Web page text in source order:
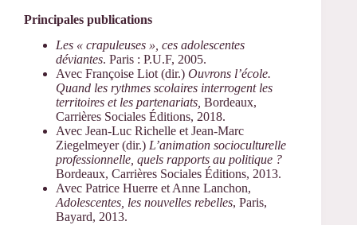
Principales publications
Les « crapuleuses », ces adolescentes
déviantes. Paris : P.U.F, 2005.
Avec Françoise Liot (dir.) Ouvrons l’école.
Quand les rythmes scolaires interrogent les
territoires et les partenariats, Bordeaux,
Carrières Sociales Éditions, 2018.
Avec Jean-Luc Richelle et Jean-Marc
Ziegelmeyer (dir.) L’animation socioculturelle
professionnelle, quels rapports au politique ?
Bordeaux, Carrières Sociales Éditions, 2013.
Avec Patrice Huerre et Anne Lanchon,
Adolescentes, les nouvelles rebelles, Paris,
Bayard, 2013.